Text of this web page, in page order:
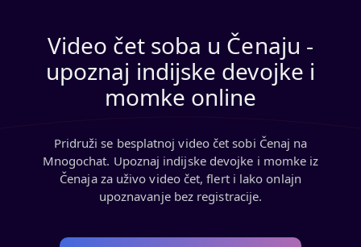
Video čet soba u Čenaju -
upoznaj indijske devojke i
momke online
Pridruži se besplatnoj video čet sobi Čenaj na
Mnogochat. Upoznaj indijske devojke i momke iz
Čenaja za uživo video čet, flert i lako onlajn
upoznavanje bez registracije.